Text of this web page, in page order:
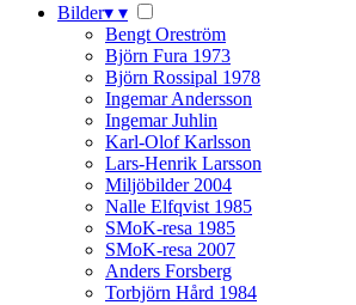
Bilder▾ ▾
Bengt Oreström
Björn Fura 1973
Björn Rossipal 1978
Ingemar Andersson
Ingemar Juhlin
Karl-Olof Karlsson
Lars-Henrik Larsson
Miljöbilder 2004
Nalle Elfqvist 1985
SMoK-resa 1985
SMoK-resa 2007
Anders Forsberg
Torbjörn Hård 1984